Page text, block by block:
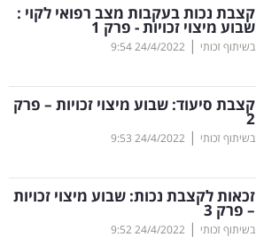
קצבת נכות בעקבות מצב רפואי לקוי :
שבוע מיצוי זכויות - פרק 1
בשיתוף זכותי |
24/4/2022
9:54
קצבת סיעוד: שבוע מיצוי זכויות – פרק
2
בשיתוף זכותי |
24/4/2022
9:53
זכאות לקצבת נכות: שבוע מיצוי זכויות
– פרק 3
בשיתוף זכותי |
24/4/2022
9:52